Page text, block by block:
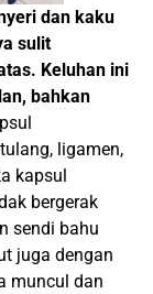
dan kaku
sulit
Keluhan ini
bahkan
ligamen,
kapsul
bergerak
sendi bahu
juga dengan
muncul dan